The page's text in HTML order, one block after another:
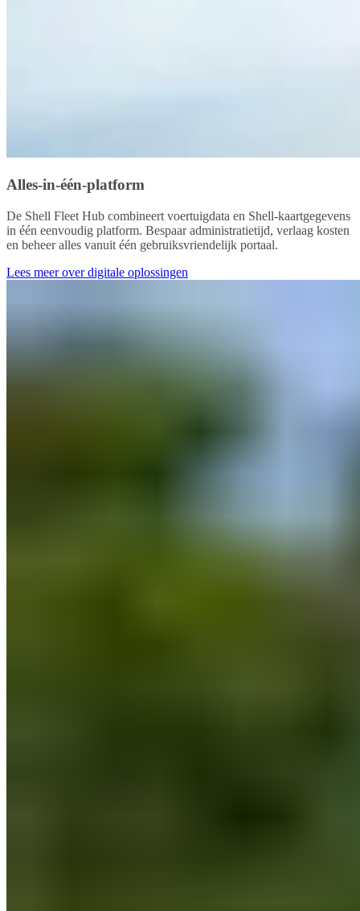
Alles-in-één-platform
De Shell Fleet Hub combineert voertuigdata en Shell-kaartgegevens
in één eenvoudig platform. Bespaar administratietijd, verlaag kosten
en beheer alles vanuit één gebruiksvriendelijk portaal.
Lees meer over digitale oplossingen